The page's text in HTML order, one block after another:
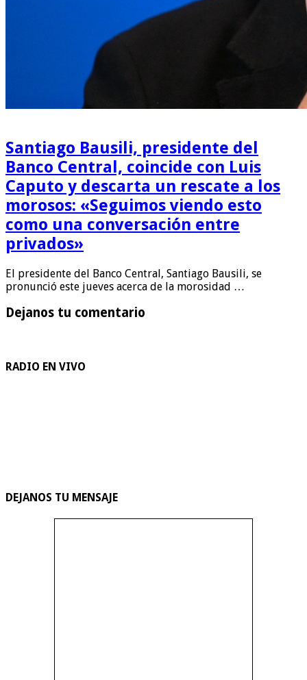
Santiago Bausili, presidente del
Banco Central, coincide con Luis
Caputo y descarta un rescate a los
morosos: «Seguimos viendo esto
como una conversación entre
privados»
El presidente del Banco Central, Santiago Bausili, se
pronunció este jueves acerca de la morosidad …
Dejanos tu comentario
RADIO EN VIVO
DEJANOS TU MENSAJE